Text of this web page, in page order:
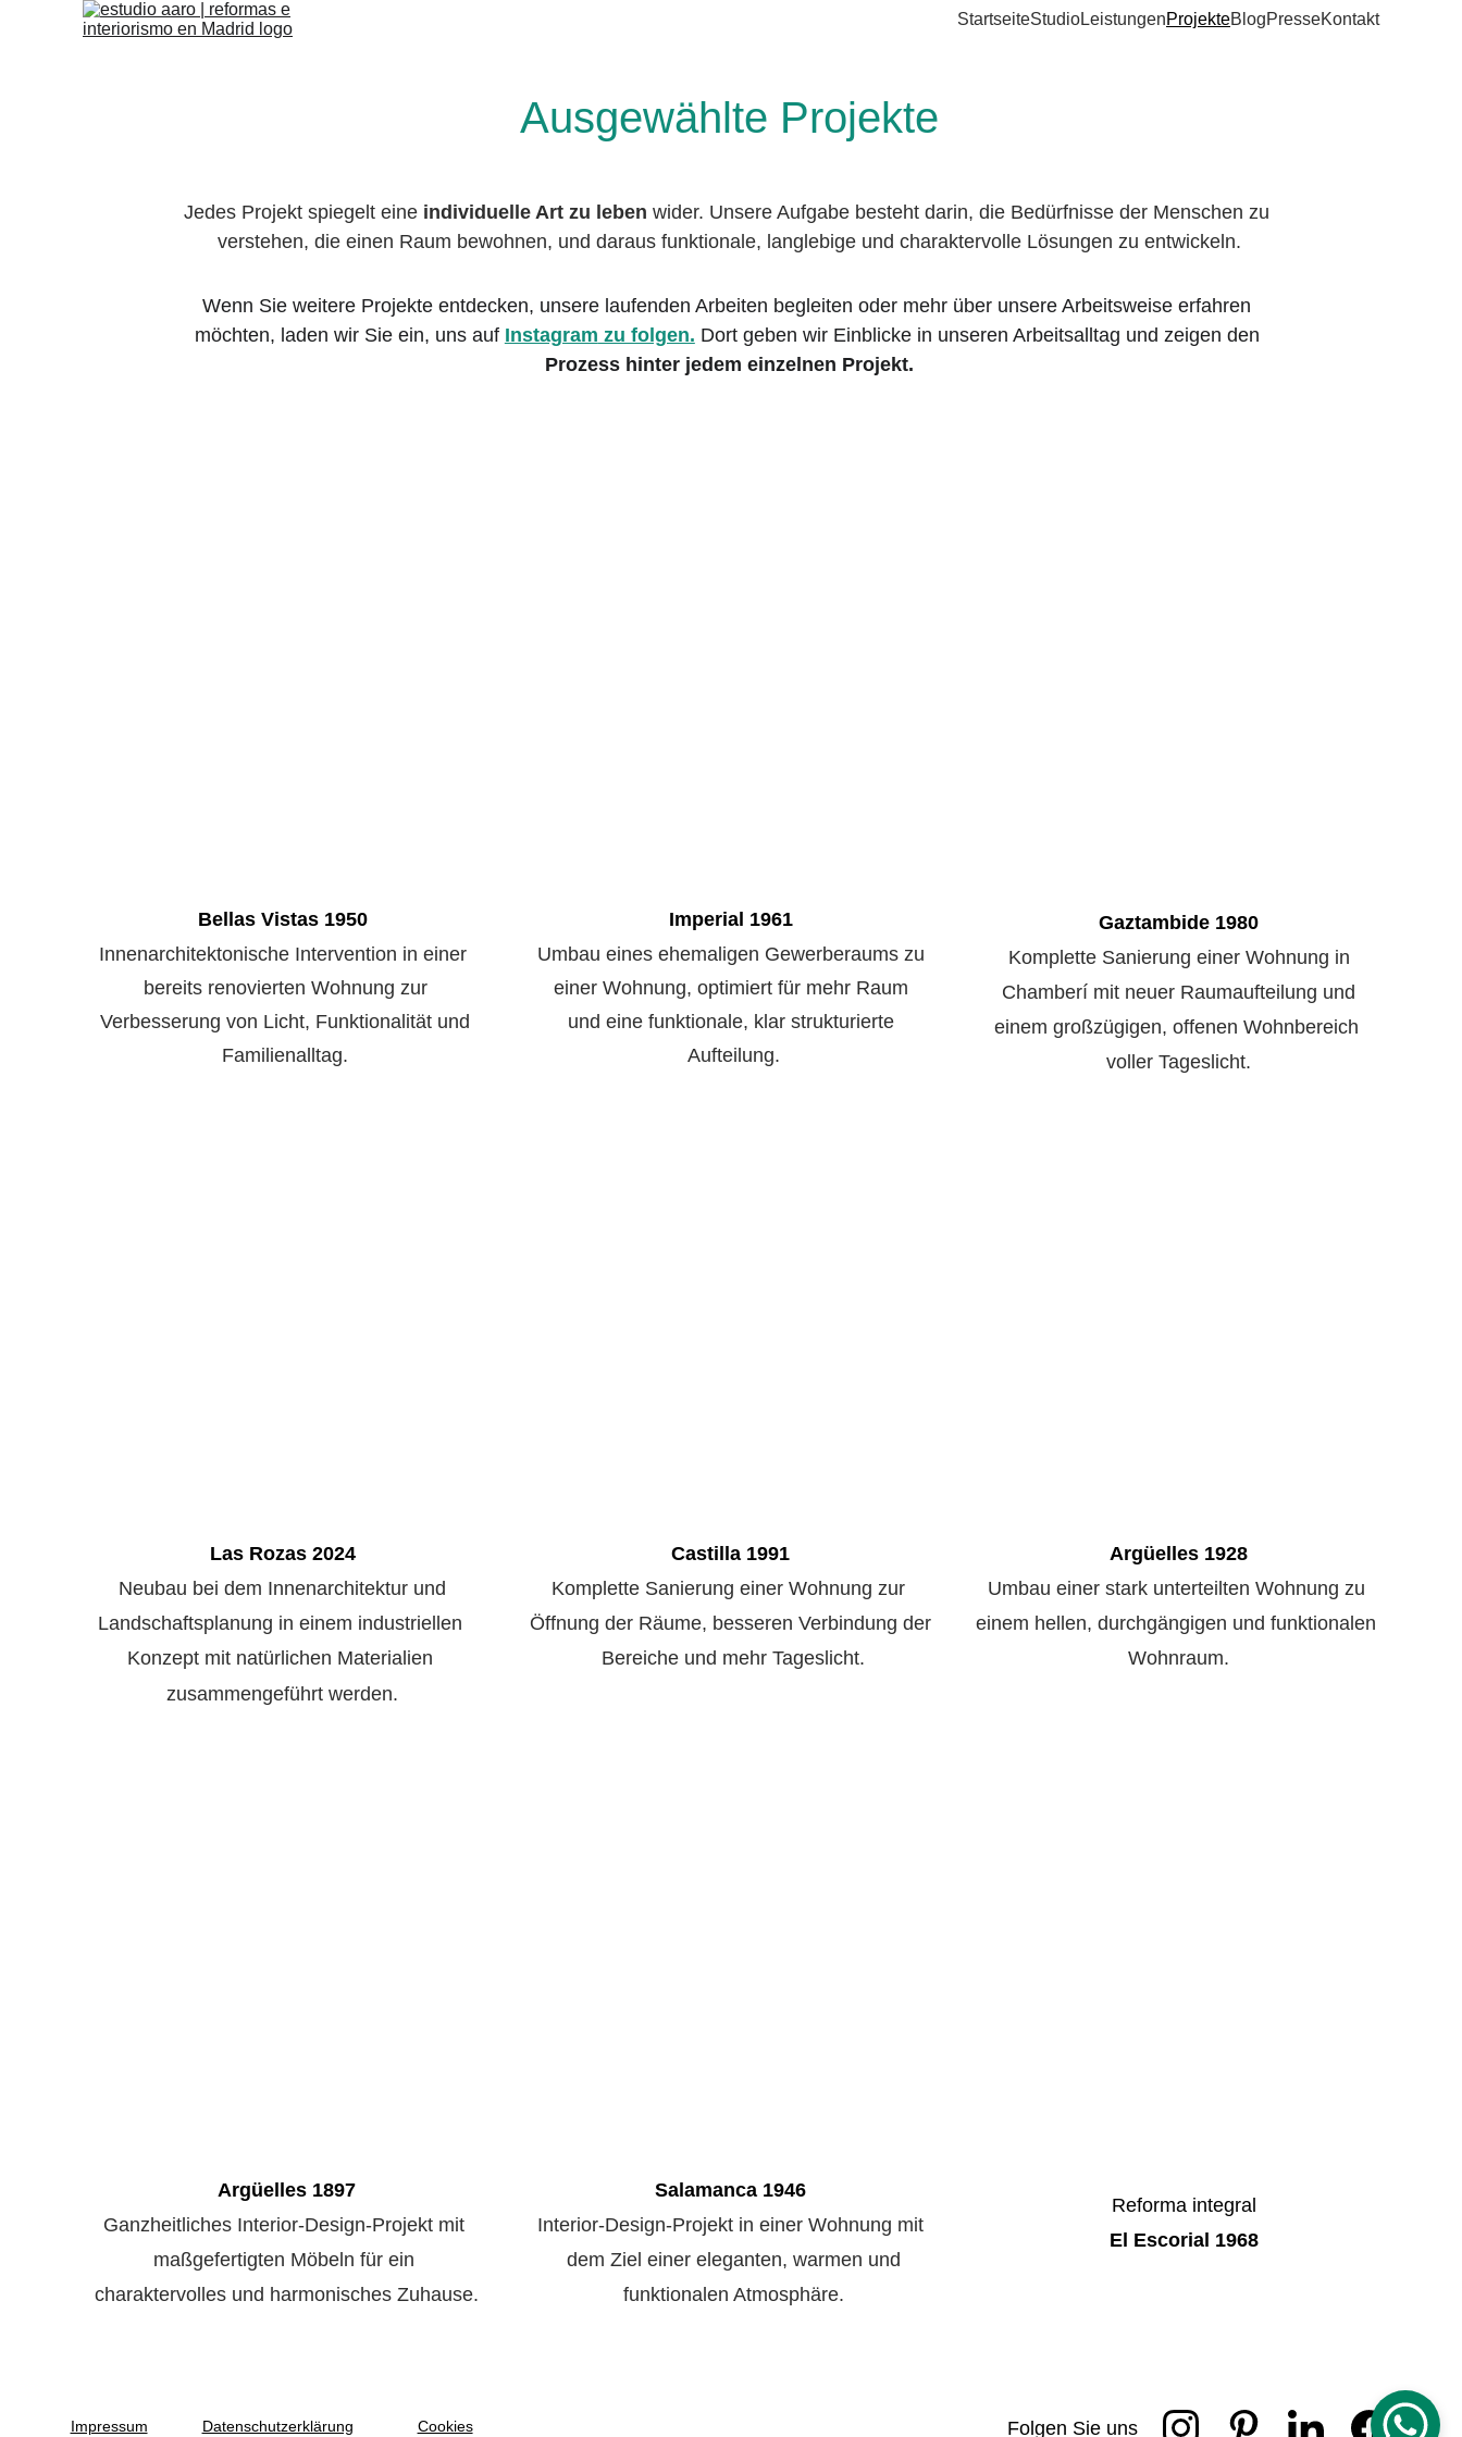
StartseiteStudioLeistungenProjekteBlogPresseKontakt
Ausgewählte Projekte
Jedes Projekt spiegelt eine individuelle Art zu leben wider. Unsere Aufgabe besteht darin, die Bedürfnisse der Menschen zu
verstehen, die einen Raum bewohnen, und daraus funktionale, langlebige und charaktervolle Lösungen zu entwickeln.
Wenn Sie weitere Projekte entdecken, unsere laufenden Arbeiten begleiten oder mehr über unsere Arbeitsweise erfahren
möchten, laden wir Sie ein, uns auf Instagram zu folgen. Dort geben wir Einblicke in unseren Arbeitsalltag und zeigen den
Prozess hinter jedem einzelnen Projekt.
Argüelles 1897
Ganzheitliches Interior-Design-Projekt mit
maßgefertigten Möbeln für ein
charaktervolles und harmonisches Zuhause.
Salamanca 1946
Interior-Design-Projekt in einer Wohnung mit
dem Ziel einer eleganten, warmen und
funktionalen Atmosphäre.
Argüelles 1928
Umbau einer stark unterteilten Wohnung zu
einem hellen, durchgängigen und funktionalen
Wohnraum.
Gaztambide 1980
Komplette Sanierung einer Wohnung in
Chamberí mit neuer Raumaufteilung und
einem großzügigen, offenen Wohnbereich
voller Tageslicht.
Castilla 1991
Komplette Sanierung einer Wohnung zur
Öffnung der Räume, besseren Verbindung der
Bereiche und mehr Tageslicht.
Reforma integral
El Escorial 1968
Las Rozas 2024
Neubau bei dem Innenarchitektur und
Landschaftsplanung in einem industriellen
Konzept mit natürlichen Materialien
zusammengeführt werden.
Bellas Vistas 1950
Innenarchitektonische Intervention in einer
bereits renovierten Wohnung zur
Verbesserung von Licht, Funktionalität und
Familienalltag.
Imperial 1961
Umbau eines ehemaligen Gewerberaums zu
einer Wohnung, optimiert für mehr Raum
und eine funktionale, klar strukturierte
Aufteilung.
Impressum Folgen Sie uns
Datenschutzerklärung Cookies